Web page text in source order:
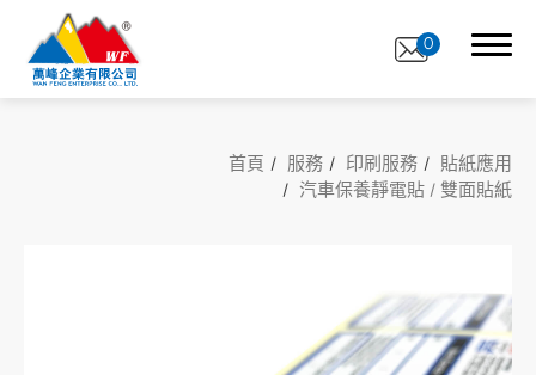
0
首頁 服務 印刷服務
貼紙應用
汽車保養靜電貼 / 雙面貼紙